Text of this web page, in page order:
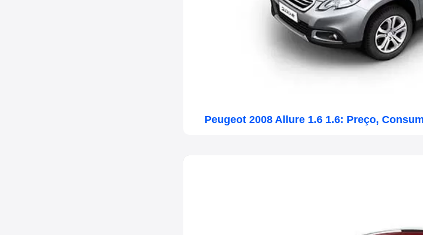
Peugeot 2008 Allure 1.6 1.6: Preço,